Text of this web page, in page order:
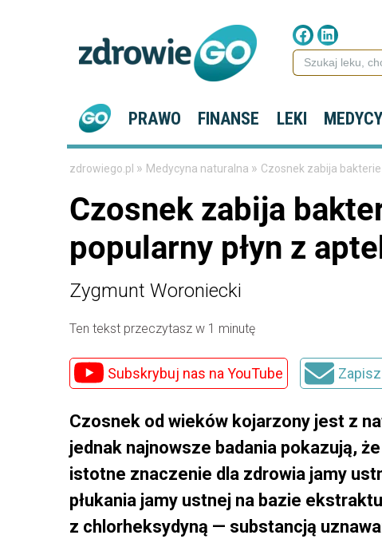
PRAWO FINANSE LEKI
zdrowiego.pl » Medycyna naturalna » Czosnek zabija
Czosnek zabija
popularny płyn z
Zygmunt Woroniecki
Ten tekst przeczytasz w 1 minutę
Subskrybuj nas na YouTube
Czosnek od wieków kojarzony jest z
jednak najnowsze badania pokazują,
istotne znaczenie dla zdrowia jamy
płukania jamy ustnej na bazie
z chlorheksydyną — substancją